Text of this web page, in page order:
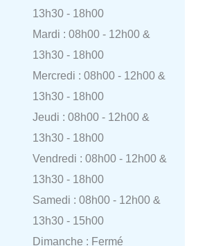
13h30 - 18h00
Mardi : 08h00 - 12h00 &
13h30 - 18h00
Mercredi : 08h00 - 12h00 &
13h30 - 18h00
Jeudi : 08h00 - 12h00 &
13h30 - 18h00
Vendredi : 08h00 - 12h00 &
13h30 - 18h00
Samedi : 08h00 - 12h00 &
13h30 - 15h00
Dimanche : Fermé